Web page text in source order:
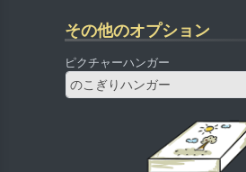
その他のオプション
ピクチャーハンガー
のこぎりハンガー